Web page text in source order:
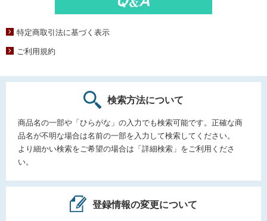
特定商取引法に基づく表示
ご利用規約
検索方法について
商品名の一部や「ひらがな」の入力でも検索可能です。正確な商
品名が不明な場合は名前の一部を入力して検索してください。
より細かい検索をご希望の場合は「詳細検索」をご利用くださ
い。
登録情報の変更について